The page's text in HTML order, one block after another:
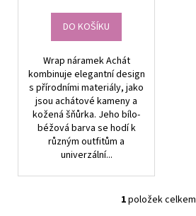
DO KOŠÍKU
Wrap náramek Achát
kombinuje elegantní design
s přírodními materiály, jako
jsou achátové kameny a
kožená šňůrka. Jeho bílo-
béžová barva se hodí k
různým outfitům a
univerzální...
O
1položek celkem